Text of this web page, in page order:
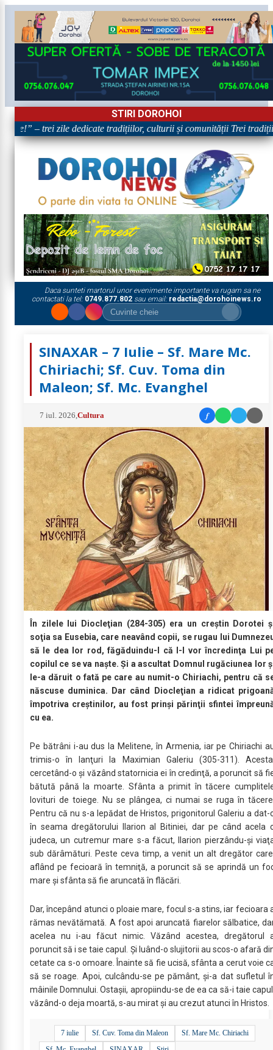
STIRI DOROHOI
– trei zile dedicate tradițiilor, culturii și comunității Trei tradiții.
Daca sunteti martorul unor evenimente importante va rugam sa ne
contactati la tel: 0749.877.802sau email: redactia@dorohoinews.ro
SINAXAR – 7 Iulie – Sf. Mare Mc.
Chiriachi; Sf. Cuv. Toma din
Maleon; Sf. Mc. Evanghel
7 iul. 2026 ,Cultura f
În zilele lui Diocleţian (284-305) era un creştin Dorotei
soţia sa Eusebia, care neavând copii, se rugau lui
să le dea lor rod, făgăduindu-I că I-l vor încredinţa Lui
copilul ce se va naşte. Şi a ascultat Domnul rugăciunea lor
le-a dăruit o fată pe care au numit-o Chiriachi, pentru că
născuse duminica. Dar când Diocleţian a ridicat
împotriva creştinilor, au fost prinşi părinţii sfintei
cu ea.
Pe bătrâni i-au dus la Melitene, în Armenia, iar pe Chiriachi
trimis-o în lanţuri la Maximian Galeriu (305-311).
cercetând-o şi văzând statornicia ei în credinţă, a poruncit să
bătută până la moarte. Sfânta a primit în tăcere
lovituri de toiege. Nu se plângea, ci numai se ruga în
Pentru că nu s-a lepădat de Hristos, prigonitorul Galeriu a dat-
în seama dregătorului Ilarion al Bitiniei, dar pe când acela
judeca, un cutremur mare s-a făcut, Ilarion pierzându-şi
sub dărâmături. Peste ceva timp, a venit un alt dregător
aflând pe fecioară în temniţă, a poruncit să se aprindă un
mare şi sfânta să fie aruncată în flăcări.
Dar, începând atunci o ploaie mare, focul s-a stins, iar fecioara
rămas nevătămată. A fost apoi aruncată fiarelor sălbatice,
acelea nu i-au făcut nimic. Văzând acestea, dregătorul
poruncit să i se taie capul. Şi luând-o slujitorii au scos-o afară
cetate ca s-o omoare. Înainte să fie ucisă, sfânta a cerut voie
să se roage. Apoi, culcându-se pe pământ, şi-a dat sufletul
mâinile Domnului. Ostaşii, apropiindu-se de ea ca să-i taie
văzând-o deja moartă, s-au mirat şi au crezut atunci în Hristos.
7 iulie Sf. Cuv. Toma din Maleon
Sf. Mare Mc. Chiriachi